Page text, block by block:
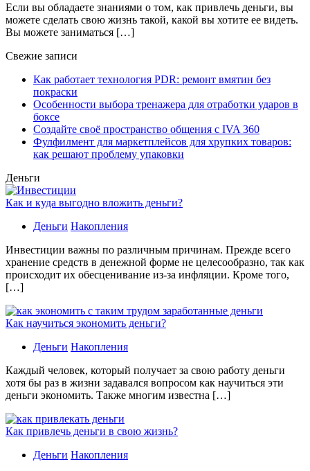
Если вы обладаете знаниями о том, как привлечь деньги, вы
можете сделать свою жизнь такой, какой вы хотите ее видеть.
Вы можете заниматься […]
Свежие записи
Как работает технология PDR: ремонт вмятин без
покраски
Особенности выбора тренажера для отработки ударов в
боксе
Создайте своё пространство общения с IVA 360
Фулфилмент для маркетплейсов для хрупких товаров:
как решают проблему упаковки
Деньги
Как и куда выгодно вложить деньги?
Деньги Накопления
Инвестиции важны по различным причинам. Прежде всего
хранение средств в денежной форме не целесообразно, так как
происходит их обесценивание из-за инфляции. Кроме того,
[…]
Как научиться экономить деньги?
Деньги Накопления
Каждый человек, который получает за свою работу деньги
хотя бы раз в жизни задавался вопросом как научиться эти
деньги экономить. Также многим известна […]
Как привлечь деньги в свою жизнь?
Деньги Накопления